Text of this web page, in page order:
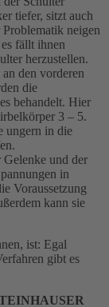
tiefer, sitzt auch
neigen
fällt ihnen
herzustellen.
den vorderen
die
behandelt. Hier
3 – 5.
ungern in die
und der
in
Voraussetzung
kann sie
ist: Egal
gibt es